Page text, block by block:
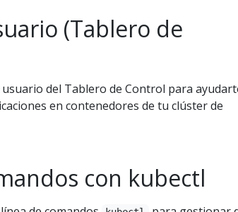
(Tablero de
del Tablero de Control para
en contenedores de tu clúster de
con kubectl